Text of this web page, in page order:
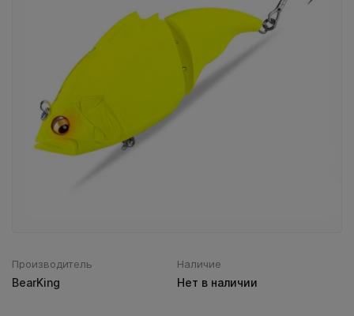
Все категории (9)
Производитель
BearKing
Наличие
Нет в наличии